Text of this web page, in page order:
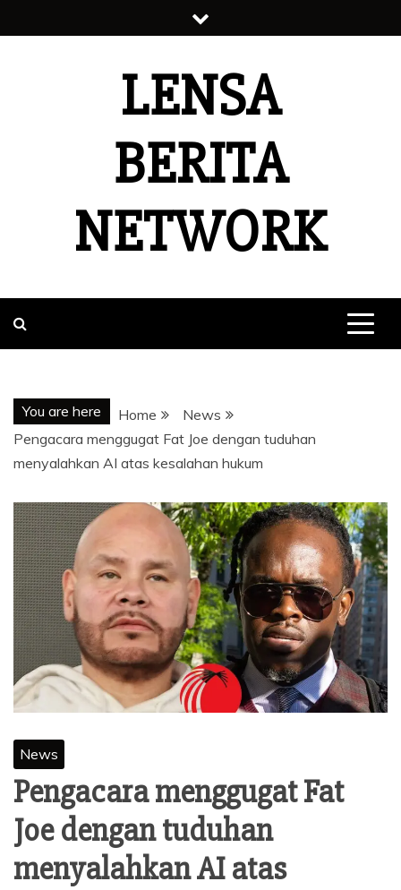
to
LENSA
BERITA
NETWORK
You are here Home
News
Pengacara menggugat Fat Joe dengan tuduhan
menyalahkan AI atas kesalahan hukum
News
Pengacara menggugat Fat
Joe dengan tuduhan
menyalahkan AI atas